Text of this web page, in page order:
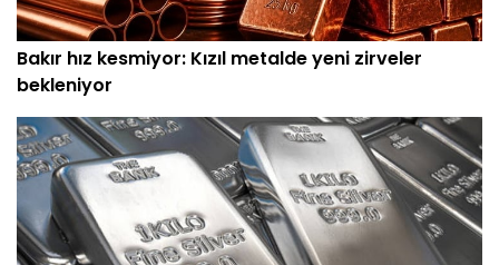
Bakır hız kesmiyor: Kızıl metalde yeni zirveler
bekleniyor